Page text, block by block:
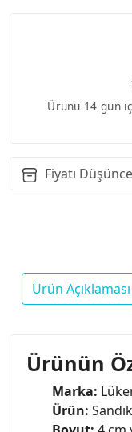
Ürünü 14 gün
Fiyatı
Ürün Açıklaması
Ürünün
Marka:
Ürün: